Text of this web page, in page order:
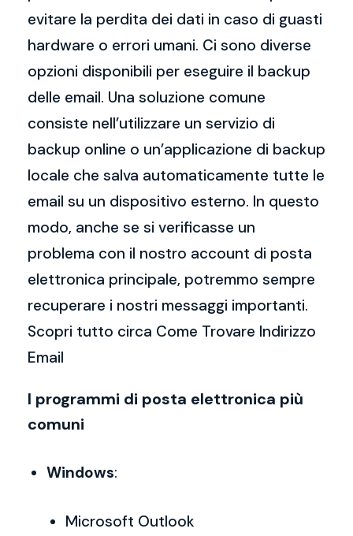
evitare la perdita dei dati in caso di guasti
hardware o errori umani. Ci sono diverse
opzioni disponibili per eseguire il backup
delle email. Una soluzione comune
consiste nell’utilizzare un servizio di
backup online o un’applicazione di backup
locale che salva automaticamente tutte le
email su un dispositivo esterno. In questo
modo, anche se si verificasse un
problema con il nostro account di posta
elettronica principale, potremmo sempre
recuperare i nostri messaggi importanti.
Scopri tutto circa Come Trovare Indirizzo
Email
I programmi di posta elettronica più
comuni
Windows:
Microsoft Outlook